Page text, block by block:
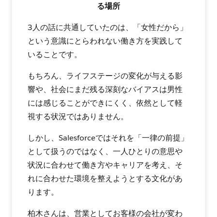
る場所
3人の話に共通していたのは、「女性だから」
という意識にとらわれない働き方を実践して
いることです。
もちろん、ライフステージの変化が与える影
響や、社会にまだ残る深刻なバイアスは男性
には感じることができにくく、依然として軽
視する状況ではありません。
しかし、Salesforceではそれを「一律の前提」
として扱うのではなく、一人ひとりの意思や
状況に合わせて働き方やキャリアを考え、そ
れに合わせた環境を整えようとする文化があ
ります。
柏木さんは、営業としてお客様の会社が変わ